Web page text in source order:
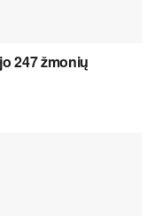
247 žmonių